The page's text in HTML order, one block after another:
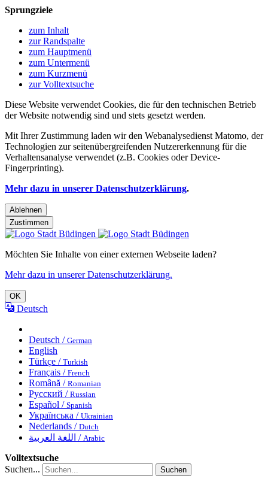
Sprungziele
zum Inhalt
zur Randspalte
zum Hauptmenü
zum Untermenü
zum Kurzmenü
zur Volltextsuche
Diese Website verwendet Cookies, die für den technischen Betrieb
der Website notwendig sind und stets gesetzt werden.
Mit Ihrer Zustimmung laden wir den Webanalysedienst Matomo, der
Technologien zur seitenübergreifenden Nutzererkennung für die
Verhaltensanalyse verwendet (z.B. Cookies oder Device-
Fingerprinting).
Mehr dazu in unserer Datenschutzerklärung.
Ablehnen
Zustimmen
Möchten Sie Inhalte von einer externen Webseite laden?
Mehr dazu in unserer Datenschutzerklärung.
OK
Deutsch
Deutsch / German
English
Türkçe / Turkish
Français / French
Română / Romanian
Русский / Russian
Español / Spanish
Українська / Ukrainian
Nederlands / Dutch
اللغة العربية / Arabic
Volltextsuche
Suchen...
Suchen